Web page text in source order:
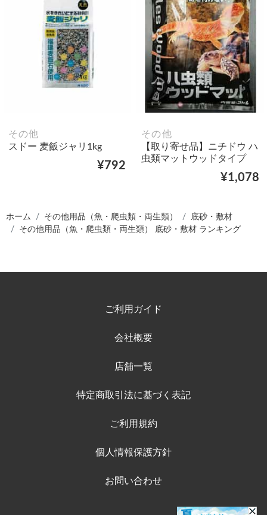
その他
スドー 麦飯ジャリ1kg
¥792
その他
【取り寄せ品】ニチドウ ハ
虫類マットウッドタイプ
¥1,078
ホーム その他用品（魚・爬虫類・両生類）
底砂・敷材
その他用品（魚・爬虫類・両生類） 底砂・敷材 ランキング
ご利用ガイド
会社概要
店舗一覧
特定商取引法に基づく表記
ご利用規約
個人情報保護方針
お問い合わせ